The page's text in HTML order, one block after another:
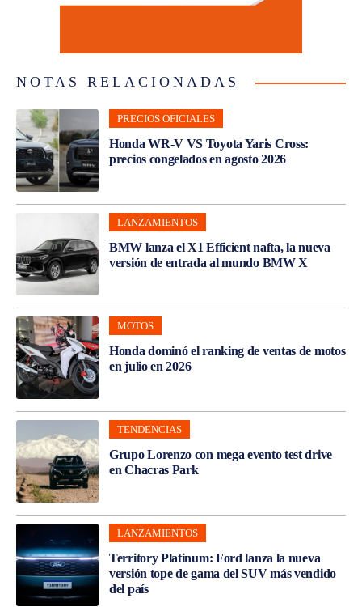
NOTAS RELACIONADAS
PRECIOS OFICIALES
Honda WR-V VS Toyota Yaris Cross:
precios congelados en agosto 2026
LANZAMIENTOS
BMW lanza el X1 Efficient nafta, la nueva
versión de entrada al mundo BMW X
MOTOS
Honda dominó el ranking de ventas de motos
en julio en 2026
TENDENCIAS
Grupo Lorenzo con mega evento test drive
en Chacras Park
LANZAMIENTOS
Territory Platinum: Ford lanza la nueva
versión tope de gama del SUV más vendido
del país